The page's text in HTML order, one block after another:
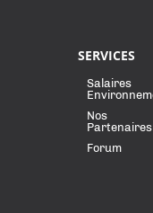
SERVICES
Salaires
Nos
Partenaires
Forum